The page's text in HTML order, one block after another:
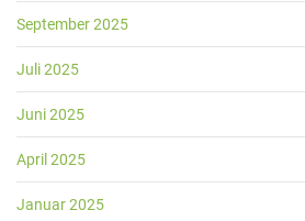
September 2025
Juli 2025
Juni 2025
April 2025
Januar 2025